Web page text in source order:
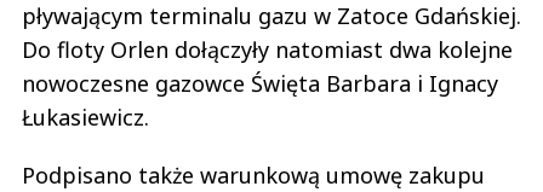
pływającym terminalu gazu w Zatoce Gdańskiej.
Do floty Orlen dołączyły natomiast dwa kolejne
nowoczesne gazowce Święta Barbara i Ignacy
Łukasiewicz.
Podpisano także warunkową umowę zakupu